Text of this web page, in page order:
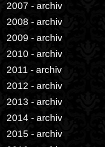
2007 - archiv
2008 - archiv
2009 - archiv
2010 - archiv
2011 - archiv
2012 - archiv
2013 - archiv
2014 - archiv
2015 - archiv